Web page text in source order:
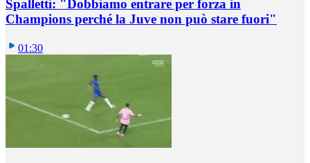
Spalletti: "Dobbiamo entrare per forza in
Champions perché la Juve non può stare fuori"
01:30